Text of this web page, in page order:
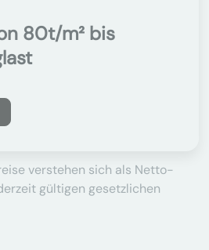
80t/m² bis
verstehen sich als Netto-
gültigen gesetzlichen